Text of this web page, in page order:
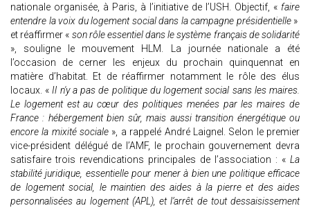
nationale organisée, à Paris, à l’initiative de l’USH. Objectif, « faire
entendre la voix du logement social dans la campagne présidentielle»
et réaffirmer « son rôle essentiel dans le système français de solidarité
», souligne le mouvement HLM. La journée nationale a été
l’occasion de cerner les enjeux du prochain quinquennat en
matière d’habitat. Et de réaffirmer notamment le rôle des élus
locaux. «Il n'y a pas de politique du logement social sans les maires.
Le logement est au cœur des politiques menées par les maires de
France : hébergement bien sûr, mais aussi transition énergétique ou
encore la mixité sociale », a rappelé André Laignel. Selon le premier
vice-président délégué de l’AMF, le prochain gouvernement devra
satisfaire trois revendications principales de l’association : « La
stabilité juridique, essentielle pour mener à bien une politique efficace
de logement social, le maintien des aides à la pierre et des aides
personnalisées au logement (APL), et l’arrêt de tout dessaisissement